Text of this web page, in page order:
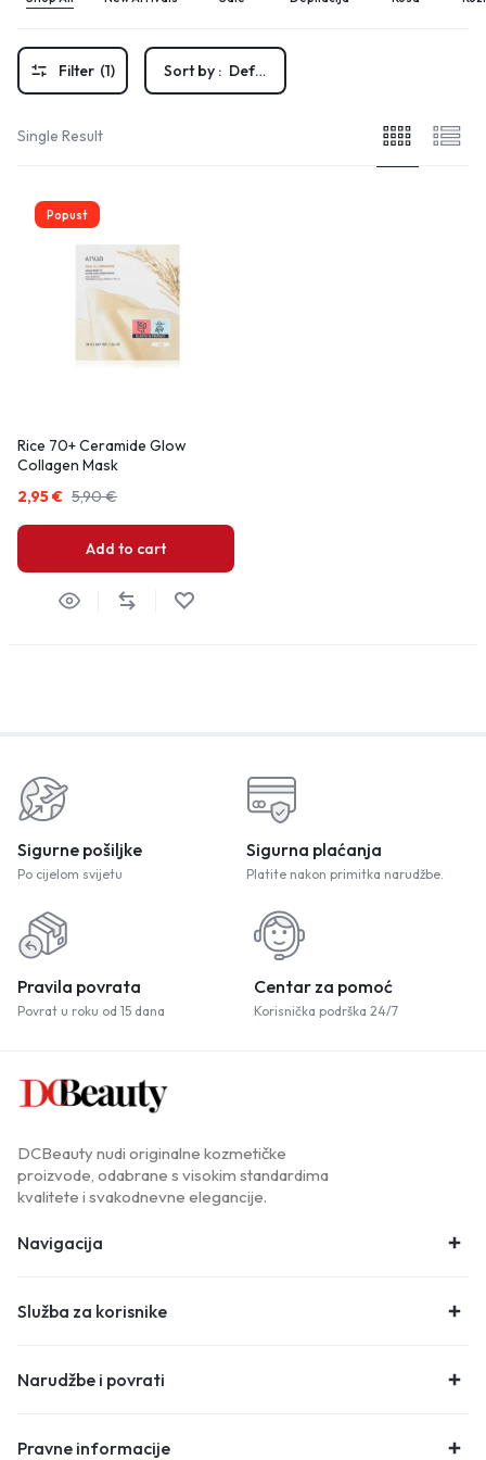
Filter (1) Sort by : Default
Single Result
Popust
Rice 70+ Ceramide Glow
Collagen Mask
5,90€
2,95€
Add to cart
Sigurne pošiljke
Po cijelom svijetu
Sigurna plaćanja
Platite nakon primitka narudžbe.
Pravila povrata
Povrat u roku od 15 dana
Centar za pomoć
Korisnička podrška 24/7
DCBeauty nudi originalne kozmetičke
proizvode, odabrane s visokim standardima
kvalitete i svakodnevne elegancije.
Navigacija
Služba za korisnike
Narudžbe i povrati
Pravne informacije